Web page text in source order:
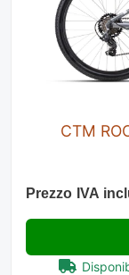
CTM
Prezzo IVA